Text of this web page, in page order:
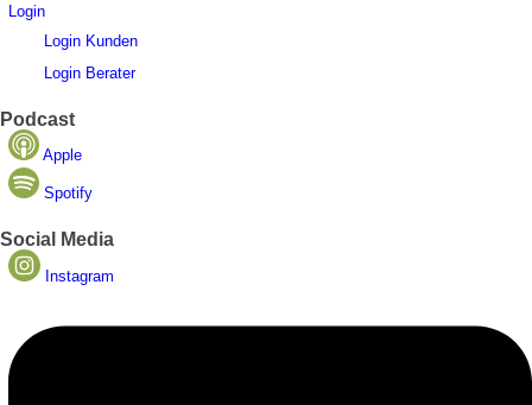
Login
Login Kunden
Login Berater
Podcast
Apple
Spotify
Social Media
Instagram